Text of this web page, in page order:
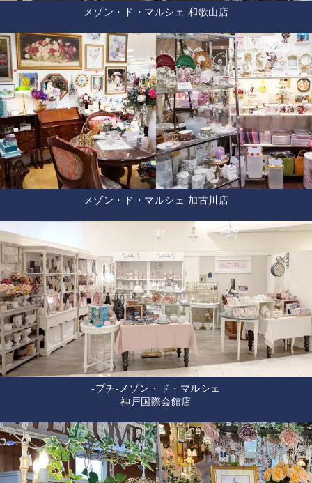
メゾン・ド・マルシェ 和歌山店
メゾン・ド・マルシェ 加古川店
-プチ-メゾン・ド・マルシェ
神戸国際会館店